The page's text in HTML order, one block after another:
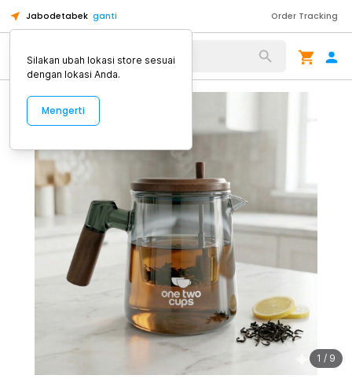
Jabodetabek ganti Order Tracking
Alat Kopi
1 / 9
Silakan ubah lokasi store sesuai
dengan lokasi Anda.
Mengerti